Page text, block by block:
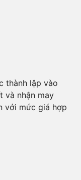
thành lập vào
và nhận may
với mức giá hợp